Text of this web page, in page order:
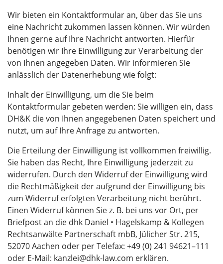
Wir bieten ein Kontaktformular an, über das Sie uns
eine Nachricht zukommen lassen können. Wir würden
Ihnen gerne auf Ihre Nachricht antworten. Hierfür
benötigen wir Ihre Einwilligung zur Verarbeitung der
von Ihnen angegeben Daten. Wir informieren Sie
anlässlich der Datenerhebung wie folgt:
Inhalt der Einwilligung, um die Sie beim
Kontaktformular gebeten werden: Sie willigen ein, dass
DH&K die von Ihnen angegebenen Daten speichert und
nutzt, um auf Ihre Anfrage zu antworten.
Die Erteilung der Einwilligung ist vollkommen freiwillig.
Sie haben das Recht, Ihre Einwilligung jederzeit zu
widerrufen. Durch den Widerruf der Einwilligung wird
die Rechtmäßigkeit der aufgrund der Einwilligung bis
zum Widerruf erfolgten Verarbeitung nicht berührt.
Einen Widerruf können Sie z. B. bei uns vor Ort, per
Briefpost an die dhk Daniel • Hagelskamp & Kollegen
Rechtsanwälte Partnerschaft mbB, Jülicher Str. 215,
52070 Aachen oder per Telefax: +49 (0) 241 94621–111
oder E‑Mail: kanzlei@dhk-law.com erklären.